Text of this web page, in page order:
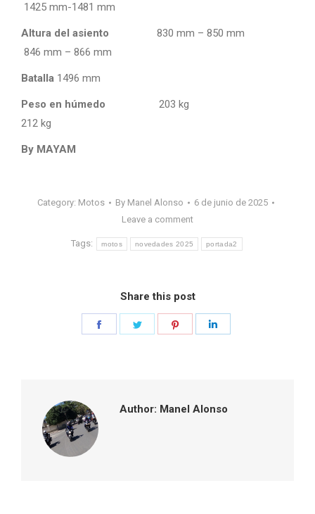
1425 mm-1481 mm
Altura del asiento 830 mm – 850 mm
846 mm – 866 mm
Batalla 1496 mm
Peso en húmedo 203 kg
212 kg
By MAYAM
Category: Motos By Manel Alonso
6 de junio de 2025
Leave a comment
Tags: motos novedades 2025 portada2
Share this post
Author: Manel Alonso